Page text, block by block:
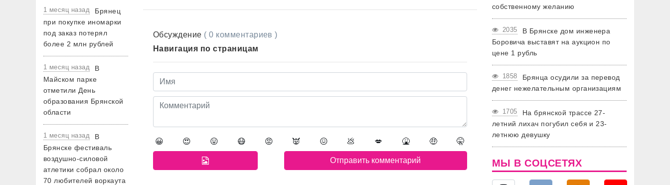
1 месяц назад
Брянец
при покупке иномарки
под заказ потерял
более 2 млн рублей
1 месяц назад
В
Майском парке
отметили День
образования Брянской
области
1 месяц назад
В
Брянске фестиваль
воздушно-силовой
атлетики собрал около
70 любителей воркаута
Обсуждение ( 0 комментариев )
Навигация по страницам
😀 😍 😛 😷 😡 👿 😖 💩 💋 🤮 🤑 🤫
собственному желанию
2035
В Брянске дом инженера
Боровича выставят на аукцион по
цене 1 рубль
1858
Брянца осудили за перевод
денег нежелательным организациям
1705
На брянской трассе 27-
летний лихач погубил себя и 23-
летнюю девушку
МЫ В СОЦСЕТЯХ